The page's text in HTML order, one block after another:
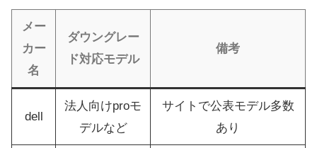
メー
カー
名
ダウングレー
ド対応モデル
備考
dell
法人向けproモ
デルなど
サイトで公表モデル多数
あり